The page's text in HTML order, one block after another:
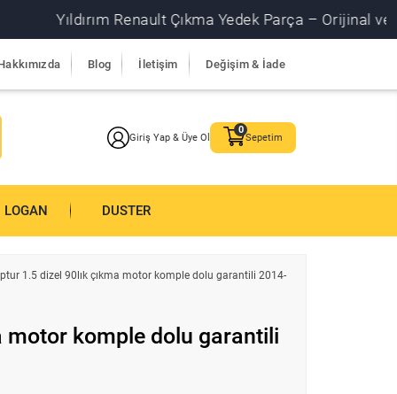
Yıldırım Renault Çıkma Yedek Parça – Orijinal ve
Blog İletişim Değişim & İade
Giriş Yap & Üye Ol Sepetim
LOGAN DUSTER
1.5 dizel 90lık çıkma motor komple dolu garantili 2014-
motor komple dolu garantili